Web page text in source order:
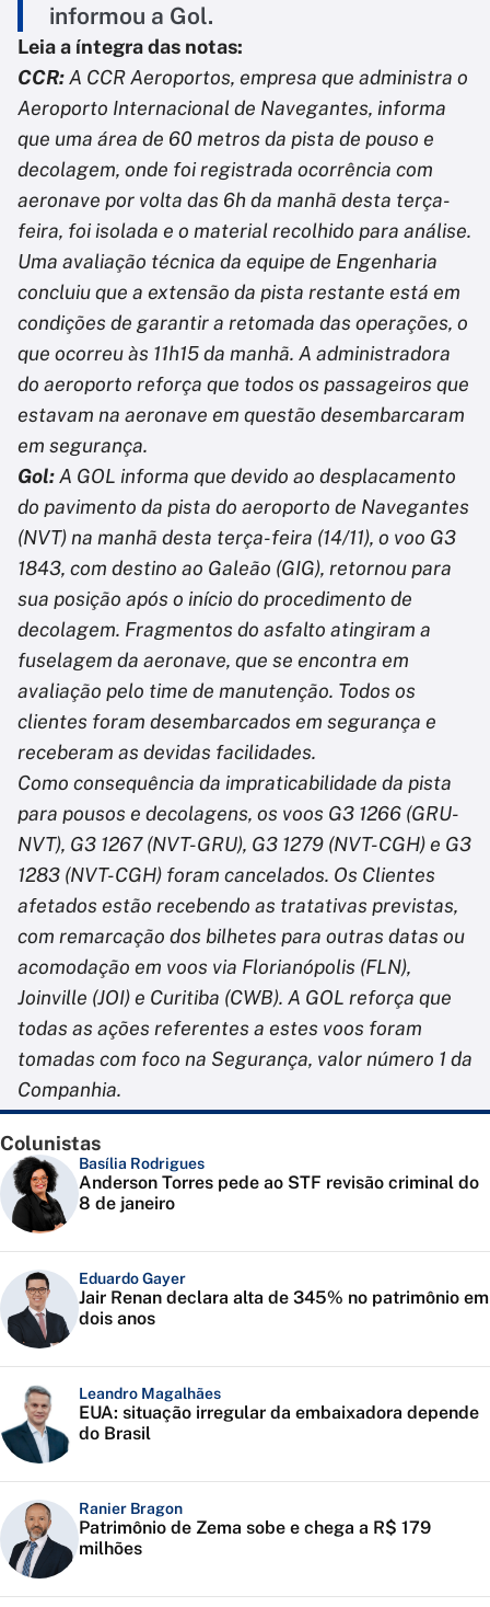
informou a Gol.
Leia a íntegra das notas:
CCR:A CCR Aeroportos, empresa que administra o
Aeroporto Internacional de Navegantes, informa
que uma área de 60 metros da pista de pouso e
decolagem, onde foi registrada ocorrência com
aeronave por volta das 6h da manhã desta terça-
feira, foi isolada e o material recolhido para análise.
Uma avaliação técnica da equipe de Engenharia
concluiu que a extensão da pista restante está em
condições de garantir a retomada das operações, o
que ocorreu às 11h15 da manhã. A administradora
do aeroporto reforça que todos os passageiros que
estavam na aeronave em questão desembarcaram
em segurança.
Gol:A GOL informa que devido ao desplacamento
do pavimento da pista do aeroporto de Navegantes
(NVT) na manhã desta terça-feira (14/11), o voo G3
1843, com destino ao Galeão (GIG), retornou para
sua posição após o início do procedimento de
decolagem. Fragmentos do asfalto atingiram a
fuselagem da aeronave, que se encontra em
avaliação pelo time de manutenção. Todos os
clientes foram desembarcados em segurança e
receberam as devidas facilidades.
Como consequência da impraticabilidade da pista
para pousos e decolagens, os voos G3 1266 (GRU-
NVT), G3 1267 (NVT-GRU), G3 1279 (NVT-CGH) e G3
1283 (NVT-CGH) foram cancelados. Os Clientes
afetados estão recebendo as tratativas previstas,
com remarcação dos bilhetes para outras datas ou
acomodação em voos via Florianópolis (FLN),
Joinville (JOI) e Curitiba (CWB). A GOL reforça que
todas as ações referentes a estes voos foram
tomadas com foco na Segurança, valor número 1 da
Companhia.
Colunistas
Basília Rodrigues
Anderson Torres pede ao STF revisão criminal do
8 de janeiro
Eduardo Gayer
Jair Renan declara alta de 345% no patrimônio em
dois anos
Leandro Magalhães
EUA: situação irregular da embaixadora depende
do Brasil
Ranier Bragon
Patrimônio de Zema sobe e chega a R$ 179
milhões